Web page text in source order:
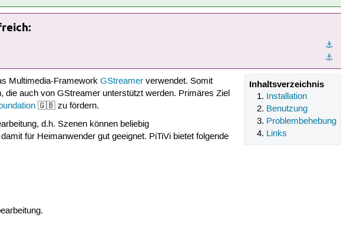
⚓︎
⚓︎
Inhaltsverzeichnis
Installation
Benutzung
Problembehebung
Links
Multimedia-Framework GStreamerverwendet. Somit
die auch von GStreamer unterstützt werden. Primäres Ziel
🇬🇧 zu fördern.
d.h. Szenen können beliebig
für Heimanwender gut geeignet. PiTiVi bietet folgende